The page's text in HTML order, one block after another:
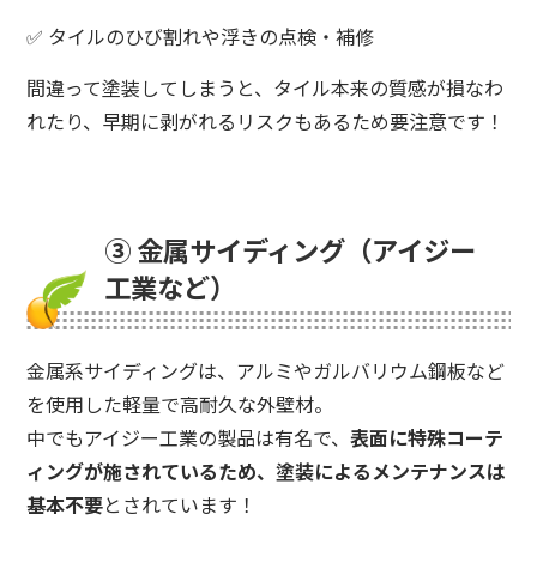
✅ タイルのひび割れや浮きの点検・補修
間違って塗装してしまうと、タイル本来の質感が損なわ
れたり、早期に剥がれるリスクもあるため要注意です！
③ 金属サイディング（アイジー
工業など）
金属系サイディングは、アルミやガルバリウム鋼板など
を使用した軽量で高耐久な外壁材。
中でもアイジー工業の製品は有名で、表面に特殊コーテ
ィングが施されているため、塗装によるメンテナンスは
基本不要とされています！